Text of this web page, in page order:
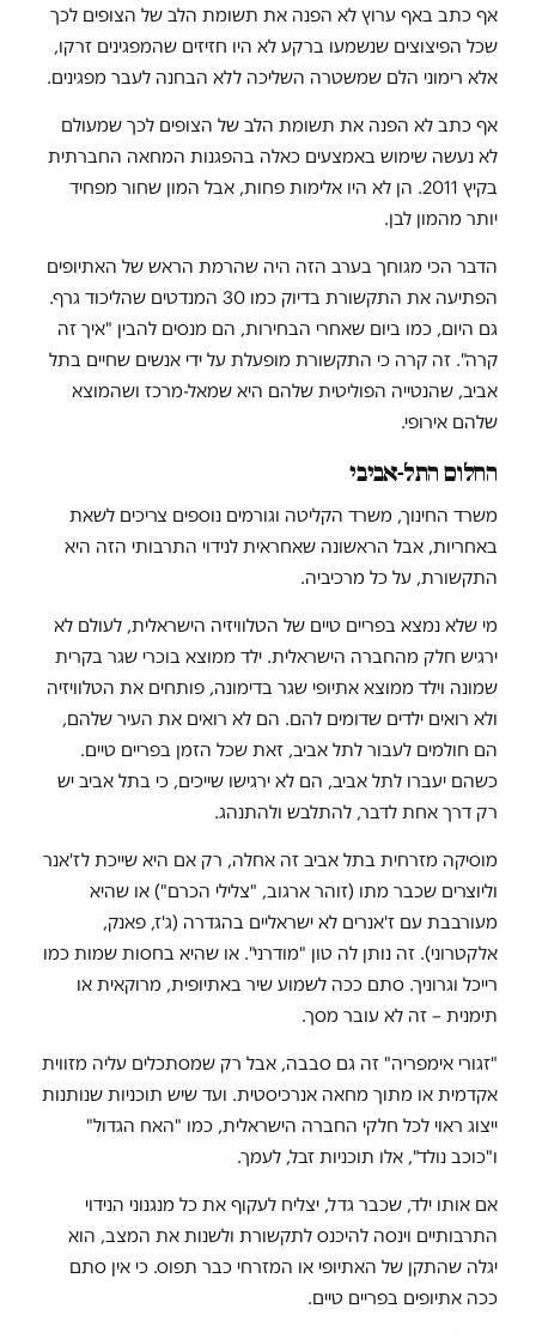
אף כתב באף ערוץ לא הפנה את תשומת הלב של הצופים לכך
שכל הפיצוצים שנשמעו ברקע לא היו חזיזים שהמפגינים זרקו,
אלא רימוני הלם שמשטרה השליכה ללא הבחנה לעבר מפגינים.
אף כתב לא הפנה את תשומת הלב של הצופים לכך שמעולם
לא נעשה שימוש באמצעים כאלה בהפגנות המחאה החברתית
בקיץ 2011. הן לא היו אלימות פחות, אבל המון שחור מפחיד
יותר מהמון לבן.
הדבר הכי מגוחך בערב הזה היה שהרמת הראש של האתיופים
הפתיעה את התקשורת בדיוק כמו 30 המנדטים שהליכוד גרף.
גם היום, כמו ביום שאחרי הבחירות, הם מנסים להבין "איך זה
קרה". זה קרה כי התקשורת מופעלת על ידי אנשים שחיים בתל
אביב, שהנטייה הפוליטית שלהם היא שמאל-מרכז ושהמוצא
שלהם אירופי.
החלום התל-אביבי
משרד החינוך, משרד הקליטה וגורמים נוספים צריכים לשאת
באחריות, אבל הראשונה שאחראית לנידוי התרבותי הזה היא
התקשורת, על כל מרכיביה.
מי שלא נמצא בפריים טיים של הטלוויזיה הישראלית, לעולם לא
ירגיש חלק מהחברה הישראלית. ילד ממוצא בוכרי שגר בקרית
שמונה וילד ממוצא אתיופי שגר בדימונה, פותחים את הטלוויזיה
ולא רואים ילדים שדומים להם. הם לא רואים את העיר שלהם,
הם חולמים לעבור לתל אביב, זאת שכל הזמן בפריים טיים.
כשהם יעברו לתל אביב, הם לא ירגישו שייכים, כי בתל אביב יש
רק דרך אחת לדבר, להתלבש ולהתנהג.
מוסיקה מזרחית בתל אביב זה אחלה, רק אם היא שייכת לז'אנר
וליוצרים שכבר מתו (זוהר ארגוב, "צלילי הכרם") או שהיא
מעורבבת עם ז'אנרים לא ישראליים בהגדרה (ג'ז, פאנק,
אלקטרוני). זה נותן לה טון "מודרני". או שהיא בחסות שמות כמו
רייכל וגרוניך. סתם ככה לשמוע שיר באתיופית, מרוקאית או
תימנית – זה לא עובר מסך.
"זגורי אימפריה" זה גם סבבה, אבל רק שמסתכלים עליה מזווית
אקדמית או מתוך מחאה אנרכיסטית. ועד שיש תוכניות שנותנות
ייצוג ראוי לכל חלקי החברה הישראלית, כמו "האח הגדול"
ו"כוכב נולד", אלו תוכניות זבל, לעמך.
אם אותו ילד, שכבר גדל, יצליח לעקוף את כל מנגנוני הנידוי
התרבותיים וינסה להיכנס לתקשורת ולשנות את המצב, הוא
יגלה שהתקן של האתיופי או המזרחי כבר תפוס. כי אין סתם
ככה אתיופים בפריים טיים.